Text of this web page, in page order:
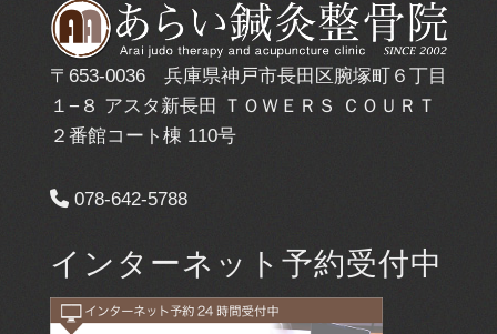
〒653-0036 兵庫県神戸市長田区腕塚町６丁目
１−８ アスタ新長田 ＴＯＷＥＲＳ ＣＯＵＲＴ
２番館コート棟 110号
078-642-5788
インターネット予約受付中